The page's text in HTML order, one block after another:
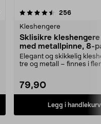
256
Kleshengere
Sklisikre
med metallpinne, 8-
Elegant og skikkelig
tre og metall – finnes i
79,90
Legg i handlekurv
4.5av 5 stjerner